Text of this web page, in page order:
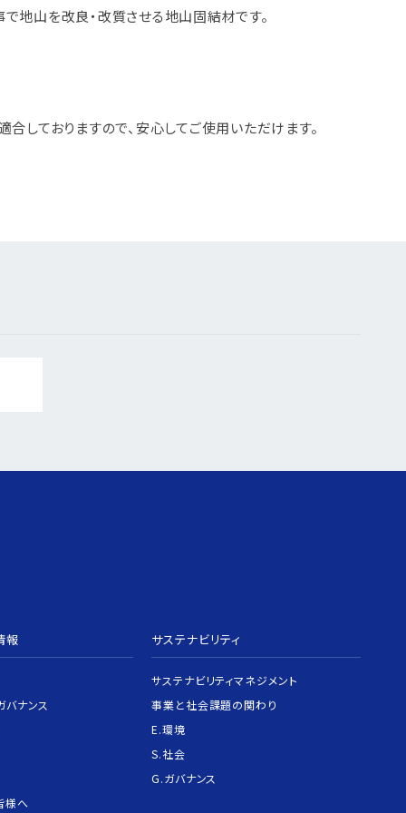
地山を改良・改質させる地山固結材です。
適合しておりますので、安心してご使用いただけます。
報
バナンス
様へ
サステナビリティ
サステナビリティマネジメント
事業と社会課題の関わり
E.環境
S.社会
G.ガバナンス